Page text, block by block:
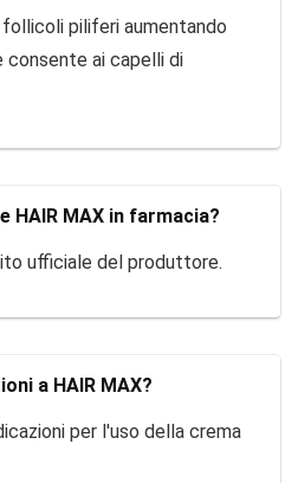
follicoli piliferi aumentando
consente ai capelli di
HAIR MAX in farmacia?
ufficiale del produttore.
a HAIR MAX?
per l'uso della crema